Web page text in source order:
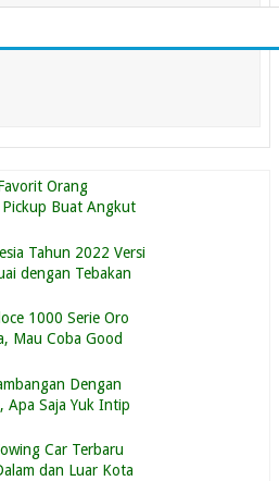
Orang
Buat Angkut
Tahun 2022 Versi
dengan Tebakan
1000 Serie Oro
Mau Coba Good
Dengan
Apa Saja Yuk Intip
Car Terbaru
dan Luar Kota